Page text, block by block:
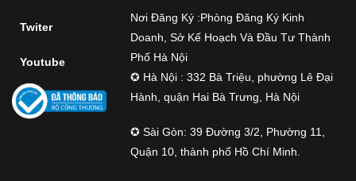
Twiter
Youtube
Nơi Đăng Ký :Phòng Đăng Ký Kinh
Doanh, Sở Kế Hoạch Và Đầu Tư Thành
Phố Hà Nội
✪ Hà Nội : 332 Bà Triệu, phường Lê Đại
Hành, quận Hai Bà Trưng, Hà Nội
✪ Sài Gòn: 39 Đường 3/2, Phường 11,
Quận 10, thành phố Hồ Chí Minh.